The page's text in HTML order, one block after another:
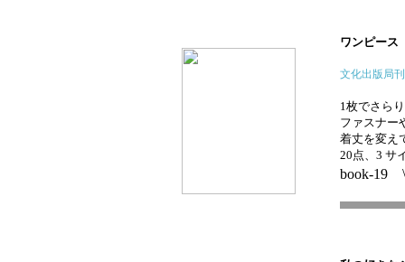
ワンピー
文化出版局刊
1枚でさら
ファスナー
着丈を変え
20点、3 サ
book-19